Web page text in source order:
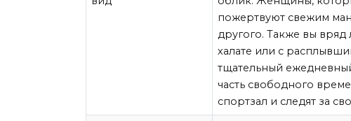
пожертвуют свежим
другого. Также вы вряд
халате или с
тщательный
часть свободного
спортзал и следят за